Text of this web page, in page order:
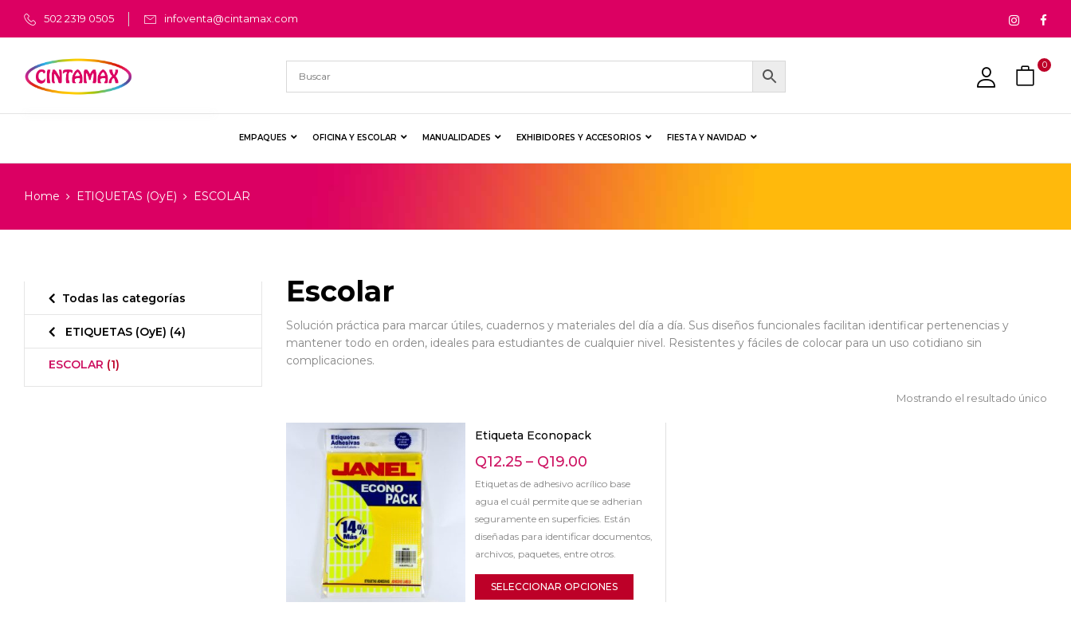
502 2319 0505 infoventa@cintamax.com
0
EMPAQUES OFICINA Y ESCOLAR MANUALIDADES EXHIBIDORES Y ACCESORIOS FIESTA Y NAVIDAD
Home ETIQUETAS (OyE) ESCOLAR
Todas las categorías
ETIQUETAS (OyE) (4)
ESCOLAR (1)
Escolar
Solución práctica para marcar útiles, cuadernos y materiales del día a día. Sus diseños funcionales facilitan identificar pertenencias y
mantener todo en orden, ideales para estudiantes de cualquier nivel. Resistentes y fáciles de colocar para un uso cotidiano sin
complicaciones.
Mostrando el resultado único
Etiqueta Econopack
Q12.25– Q19.00
Etiquetas de adhesivo acrílico base
agua el cuál permite que se adherian
seguramente en superficies. Están
diseñadas para identificar documentos,
archivos, paquetes, entre otros.
SELECCIONAR OPCIONES